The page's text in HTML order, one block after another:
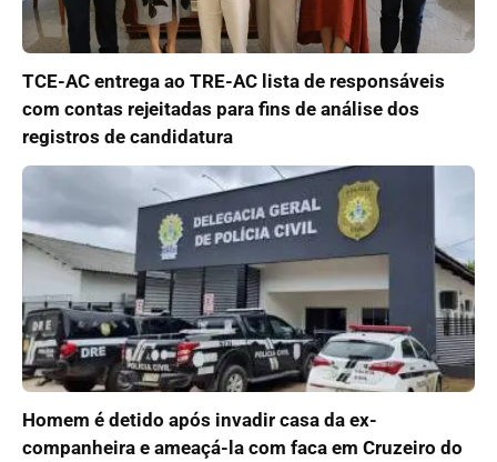
TCE-AC entrega ao TRE-AC lista de responsáveis
com contas rejeitadas para fins de análise dos
registros de candidatura
Homem é detido após invadir casa da ex-
companheira e ameaçá-la com faca em Cruzeiro do